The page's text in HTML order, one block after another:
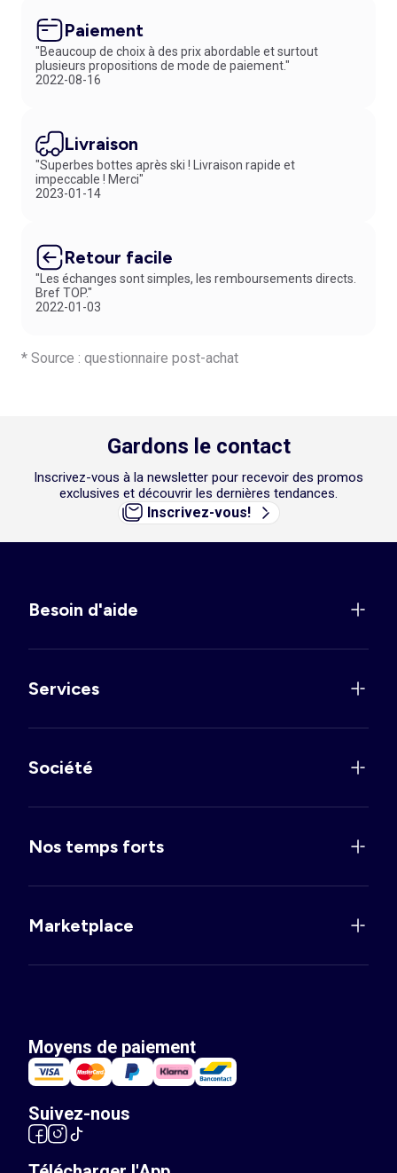
Paiement
"Beaucoup de choix à des prix abordable et surtout
plusieurs propositions de mode de paiement."
2022-08-16
Livraison
"Superbes bottes après ski ! Livraison rapide et
impeccable ! Merci"
2023-01-14
Retour facile
"Les échanges sont simples, les remboursements directs.
Bref TOP."
2022-01-03
* Source : questionnaire post-achat
Gardons le contact
Inscrivez-vous à la newsletter pour recevoir des promos
exclusives et découvrir les dernières tendances.
Inscrivez-vous!
Besoin d'aide
Services
Société
Nos temps forts
Marketplace
Moyens de paiement
Suivez-nous